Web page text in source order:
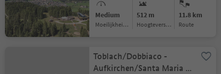
Medium
Moeilijkheidsgraad
512 m
Hoogteverschil
11.8 km
Route
Toblach/Dobbiaco -
Aufkirchen/Santa Maria -